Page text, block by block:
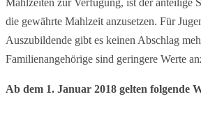
die gewährte Mahlzeit anzusetzen. Für
Auszubildende gibt es keinen Abschlag
Familienangehörige sind geringere Werte
Ab dem 1. Januar 2018 gelten folgende